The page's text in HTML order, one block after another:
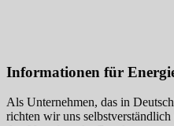
Informationen für
Als Unternehmen, das in
richten wir uns selbstverständlich